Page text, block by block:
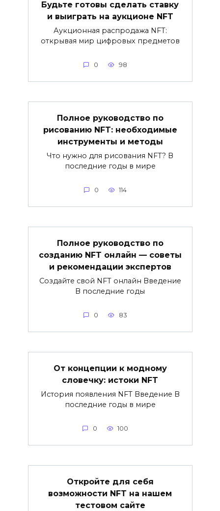
Будьте готовы сделать ставку
и выиграть на аукционе NFT
Аукционная распродажа NFT:
открывая мир цифровых предметов
0 98
Полное руководство по
рисованию NFT: необходимые
инструменты и методы
Что нужно для рисования NFT? В
последние годы в мире
0 114
Полное руководство по
созданию NFT онлайн — советы
и рекомендации экспертов
Создайте свой NFT онлайн Введение
В последние годы
0 83
От концепции к модному
словечку: истоки NFT
История появления NFT Введение В
последние годы в мире
0 100
Откройте для себя
возможности NFT на нашем
тестовом сайте